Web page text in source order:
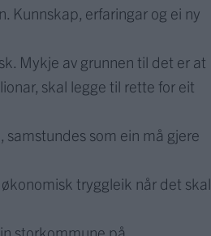
Kunnskap, erfaringar og ei ny
Mykje av grunnen til det er at
skal legge til rette for eit
som ein må gjere
tryggleik når det skal
storkommune på